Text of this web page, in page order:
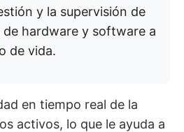
y la supervisión de
hardware y software a
de vida.
en tiempo real de la
activos, lo que le ayuda a